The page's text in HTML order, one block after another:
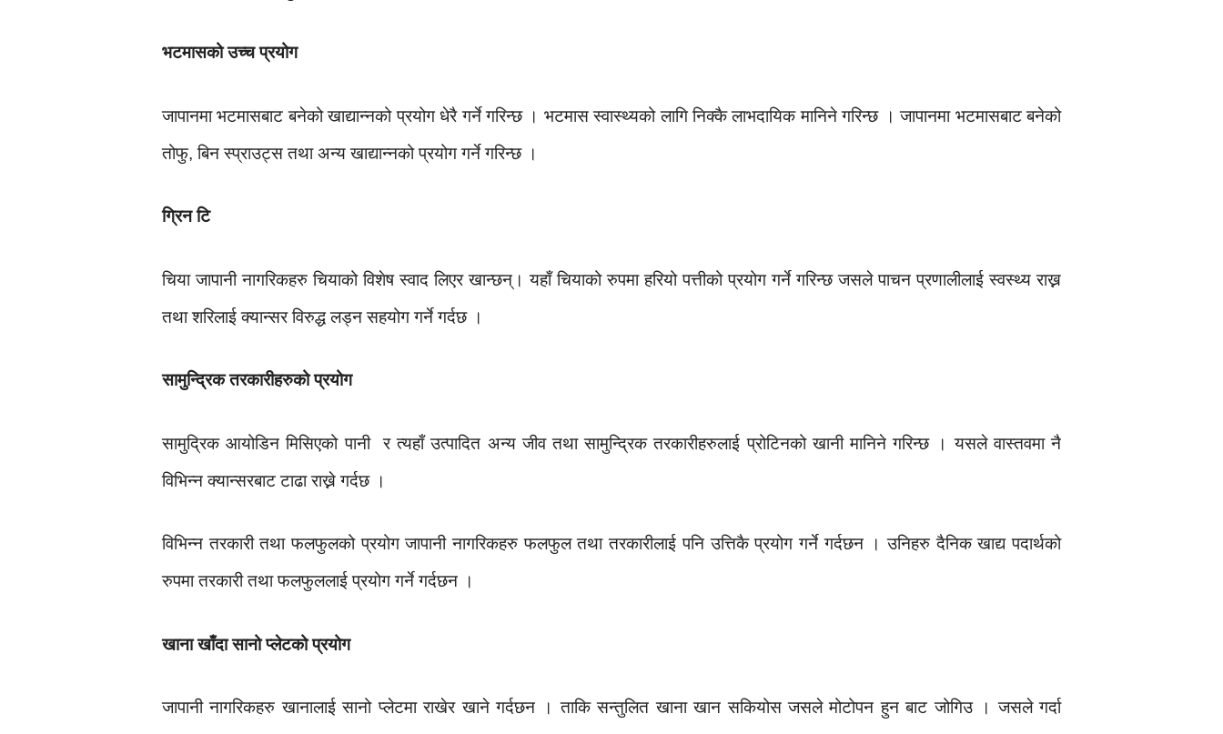
भटमासको उच्च प्रयोग
जापानमा भटमासबाट बनेको खाद्यान्नको प्रयोग धेरै गर्ने गरिन्छ । भटमास स्वास्थ्यको लागि निक्कै लाभदायिक मानिने गरिन्छ । जापानमा भटमासबाट बनेको
तोफु, बिन स्प्राउट्स तथा अन्य खाद्यान्नको प्रयोग गर्ने गरिन्छ ।
ग्रिन टि
चिया जापानी नागरिकहरु चियाको विशेष स्वाद लिएर खान्छन्। यहाँ चियाको रुपमा हरियो पत्तीको प्रयोग गर्ने गरिन्छ जसले पाचन प्रणालीलाई स्वस्थ्य राख्न
तथा शरिलाई क्यान्सर विरुद्ध लड्न सहयोग गर्ने गर्दछ ।
सामुन्द्रिक तरकारीहरुको प्रयोग
सामुद्रिक आयोडिन मिसिएको पानी र त्यहाँ उत्पादित अन्य जीव तथा सामुन्द्रिक तरकारीहरुलाई प्रोटिनको खानी मानिने गरिन्छ । यसले वास्तवमा नै
विभिन्न क्यान्सरबाट टाढा राख्ने गर्दछ ।
विभिन्न तरकारी तथा फलफुलको प्रयोग जापानी नागरिकहरु फलफुल तथा तरकारीलाई पनि उत्तिकै प्रयोग गर्ने गर्दछन । उनिहरु दैनिक खाद्य पदार्थको
रुपमा तरकारी तथा फलफुललाई प्रयोग गर्ने गर्दछन ।
खाना खाँदा सानो प्लेटको प्रयोग
जापानी नागरिकहरु खानालाई सानो प्लेटमा राखेर खाने गर्दछन । ताकि सन्तुलित खाना खान सकियोस जसले मोटोपन हुन बाट जोगिउ । जसले गर्दा